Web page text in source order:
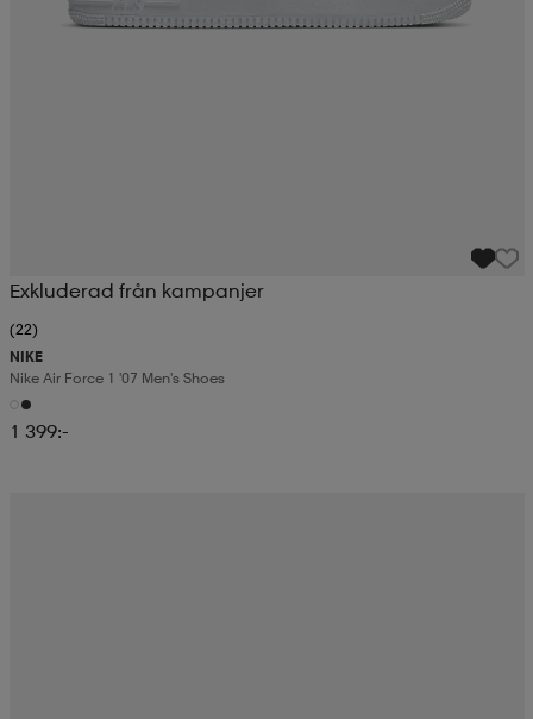
Exkluderad från kampanjer
(22)
NIKE
Nike Air Force 1 '07 Men's Shoes
1 399:-